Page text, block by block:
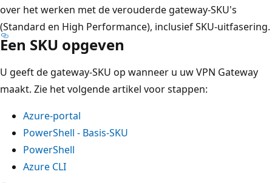
over het werken met de verouderde gateway-SKU's
(Standard en High Performance), inclusief SKU-uitfasering.
Een SKU opgeven
U geeft de gateway-SKU op wanneer u uw VPN Gateway
maakt. Zie het volgende artikel voor stappen:
Azure-portal
PowerShell - Basis-SKU
PowerShell
Azure CLI